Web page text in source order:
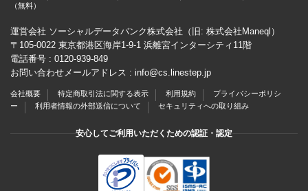
（無料）
運営会社 ソーシャルデータバンク株式会社（旧: 株式会社Maneql）
〒105-0022 東京都港区海岸1-9-1 浜離宮インターシティ11階
電話番号 : 0120-939-849
お問い合わせメールアドレス : info@cs.linestep.jp
会社概要 特定商取引法に関する表示 利用規約
プライバシーポリシ
ー
利用者情報の外部送信について セキュリティへの取り組み
安心してご利用いただくための認証・認定